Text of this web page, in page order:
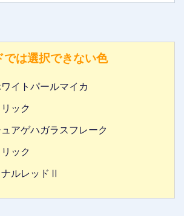
では選択できない色
イトパールマイカ
ック
アゲハガラスフレーク
ック
ルレッドⅡ